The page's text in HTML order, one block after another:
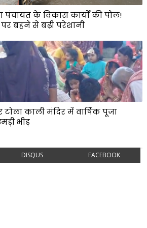
पंचायत के विकास कार्यों की पोल!
बहने से बढ़ी परेशानी
टोला काली मंदिर में वार्षिक पूजा
भीड़
DISQUS FACEBOOK